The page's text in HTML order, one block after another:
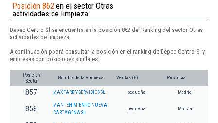
Posición 862 en el sector Otras
actividades de limpieza
Depec Centro Sl se encuentra en la posición 862 del Ranking del sector Otras
actividades de limpieza.
A continuación podrá consultar la posición en el ranking de Depec Centro Sl y
empresas con posiciones similares:
Posición
Sector
Nombre de la empresa Ventas (€) Provincia
857 MAXPARK Y SERVICIOS SL. pequeña Madrid
858
MANTENIMIENTO NUEVA
CARTAGENA SL
pequeña Murcia